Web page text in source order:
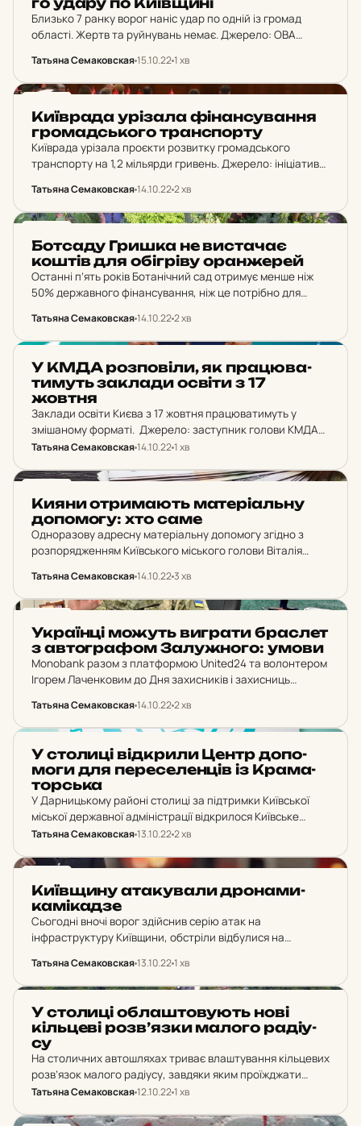
Близько 7 ранку ворог наніс удар по одній із громад
області. Жертв та руйнувань немає. Джерело: ОВА
області. Жертв та…
Татьяна Семаковская15.10.221 хв
Ки­їв­ра­да урі­за­ла фі­нан­су­ван­ня
гро­мад­сько­го тран­спор­ту
Київрада урізала проєкти розвитку громадського
транспорту на 1,2 мільярди гривень. Джерело: ініціатива
внесла зміни до своїх ключових фінансових документів –
бюджету Києва на 2022 рік…
Татьяна Семаковская14.10.222 хв
Бот­са­ду Гришка не вис­та­чає
коштів для обіг­рі­ву оран­же­рей
Останні п’ять років Ботанічний сад отримує менше ніж
50% державного фінансування, ніж це потрібно для
Гришка “Нинішній рік став надскладним для нас –
навесні…
Татьяна Семаковская14.10.222 хв
У КМДА роз­по­ві­ли, як пра­цю­ва­
ти­муть зак­ла­ди освіти з 17
жовтня
Заклади освіти Києва з 17 жовтня працюватимуть у
змішаному форматі. Джерело: заступник голови КМДА
Валентин Мондриївський. Це рішення стосується
професійної (професійно-технічної), фахової
Татьяна Семаковская14.10.221 хв
Кияни от­ри­ма­ють ма­те­рі­аль­ну
до­по­мо­гу: хто саме
Одноразову адресну матеріальну допомогу згідно з
розпорядженням Київського міського голови Віталія
незахищених верств населення столиці. Джерело:
Департамент соціальної політики КМДА Цей вид
допомоги передбачений Київською…
Татьяна Семаковская14.10.223 хв
Ук­ра­їн­ці можуть виг­ра­ти брас­лет
з ав­тог­ра­фом За­луж­но­го: умови
Monobank разом з платформою United24 та волонтером
Ігорем Лаченковим до Дня захисників і захисниць
назбирати 100 млн гривень. Джерело: Блог Олега
Гороховського – співзасновника…
Татьяна Семаковская14.10.222 хв
У сто­ли­ці від­кри­ли Центр до­по­
мо­ги для пе­ре­се­лен­ців із Кра­ма­
тор­ська
У Дарницькому районі столиці за підтримки Київської
міської державної адміністрації відкрилося Київське
відділення Краматорського територіального центру
перший заступник голови КМДА Микола Поворозник та
Татьяна Семаковская13.10.222 хв
Ки­їв­щи­ну ата­ку­ва­ли дро­на­ми-
ка­мі­ка­дзе
Сьогодні вночі ворог здійснив серію атак на
інфраструктуру Київщини, обстріли відбулися на
Київщини “Три обстріли дронами-камікадзе Бучанського
району. Сьогодні вночі ворог здійснив серію атак на…
Татьяна Семаковская13.10.221 хв
У сто­ли­ці об­лаш­то­ву­ють нові
кіль­це­ві роз­в’яз­ки малого ра­ді­у­
су
На столичних автошляхах триває влаштування кільцевих
розв’язок малого радіусу, завдяки яким проїжджати
перехрестя стає безпечніше. Джерело: КК
на перехресті вулиць Кудряшова, Генерала Шаповала і
Татьяна Семаковская12.10.221 хв